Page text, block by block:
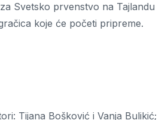
Svetsko prvenstvo na Tajlandu
koje će početi pripreme.
Tijana Bošković i Vanja Bulikić;